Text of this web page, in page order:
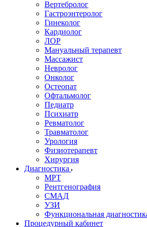
Вертебролог
Гастроэнтеролог
Гинеколог
Кардиолог
ЛОР
Мануальный терапевт
Массажист
Невролог
Онколог
Остеопат
Офтальмолог
Педиатр
Психиатр
Ревматолог
Травматолог
Урология
Физиотерапевт
Хирургия
Диагностика
МРТ
Рентгенография
СМАД
УЗИ
Функциональная
Процедурный кабинет